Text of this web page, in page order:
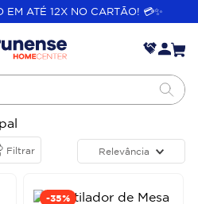
EM ATÉ 12X NO CARTÃO! 💳✨
Filtrar Relevância
-35%